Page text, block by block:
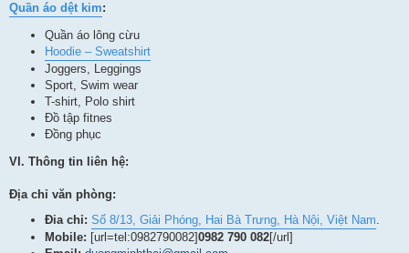
Quần áo dệt kim:
Quần áo lông cừu
Hoodie – Sweatshirt
Joggers, Leggings
Sport, Swim wear
T-shirt, Polo shirt
Đồ tập fitnes
Đồng phục
VI. Thông tin liên hệ:
Địa chỉ văn phòng:
Đia chỉ: Số 8/13, Giải Phóng, Hai Bà Trưng, Hà Nội, Việt Nam
Mobile: [url=tel:0982790082]0982 790 082[/url]